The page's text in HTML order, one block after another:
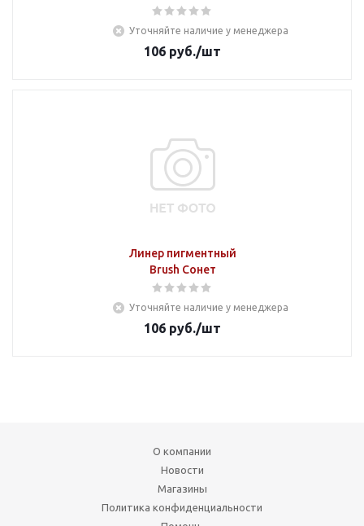
Уточняйте наличие у менеджера
106 руб./шт
Линер пигментный
Brush Сонет
Уточняйте наличие у менеджера
106 руб./шт
О компании
Новости
Магазины
Политика конфиденциальности